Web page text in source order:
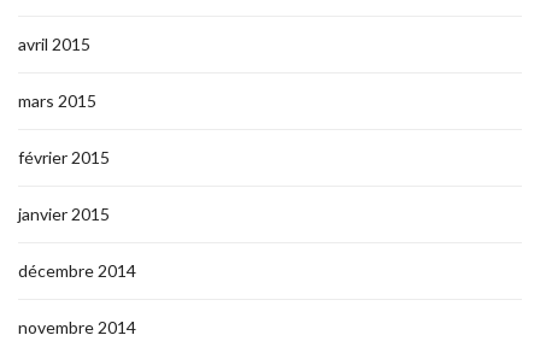
avril 2015
mars 2015
février 2015
janvier 2015
décembre 2014
novembre 2014